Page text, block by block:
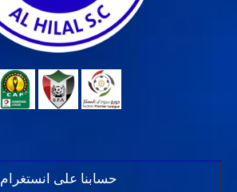
حسابنا على انستغرام